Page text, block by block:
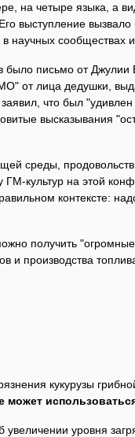
на четыре языка, а
выступление
научных сообществах
письмо от Джулии
от лица дедушки,
что был
высказывания
среды,
ГМ-культур на этой
контексте:
получить
и производства
кукурузы
может
уровня